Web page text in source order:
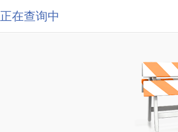
正在查询中